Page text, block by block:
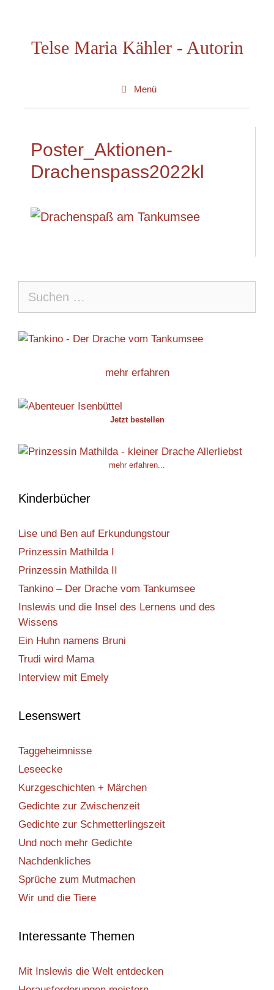
springenTelse Maria Kähler - Autorin
Menü
Poster_Aktionen-
Drachenspass2022kl
nach:
mehr erfahren
Jetzt bestellen
mehr erfahren...
Kinderbücher
Lise und Ben auf Erkundungstour
Prinzessin Mathilda I
Prinzessin Mathilda II
Tankino – Der Drache vom Tankumsee
Inslewis und die Insel des Lernens und des
Wissens
Ein Huhn namens Bruni
Trudi wird Mama
Interview mit Emely
Lesenswert
Taggeheimnisse
Leseecke
Kurzgeschichten + Märchen
Gedichte zur Zwischenzeit
Gedichte zur Schmetterlingszeit
Und noch mehr Gedichte
Nachdenkliches
Sprüche zum Mutmachen
Wir und die Tiere
Interessante Themen
Mit Inslewis die Welt entdecken